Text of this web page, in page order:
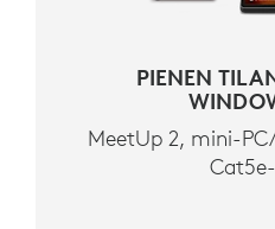
PIENEN
MeetUp 2, mini-